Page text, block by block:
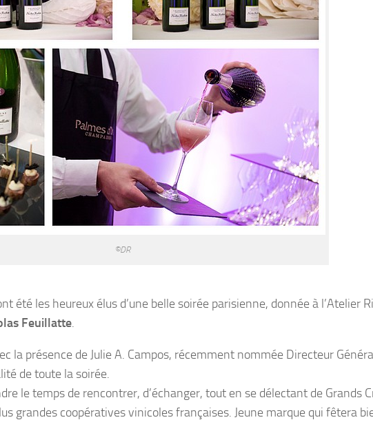
©DR
été les heureux élus d’une belle soirée parisienne, donnée à l’Atelier
Feuillatte.
la présence de Julie A. Campos, récemment nommée Directeur
de toute la soirée.
le temps de rencontrer, d’échanger, tout en se délectant de Grands
grandes coopératives vinicoles françaises. Jeune marque qui fêtera